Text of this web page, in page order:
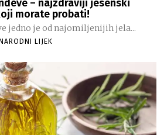
– najzdraviji jesenski
morate probati!
jedno je od najomiljenijih jela...
LIJEK